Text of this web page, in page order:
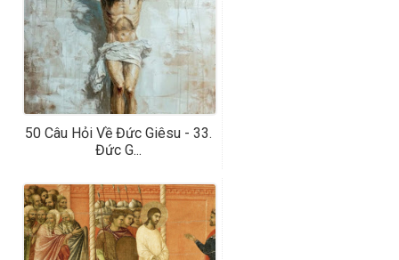
50 Câu Hỏi Về Đức Giêsu - 33.
Đức G...